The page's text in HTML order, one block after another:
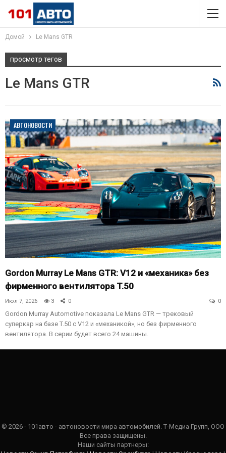
Домой Le Mans GTR
просмотр тегов
Le Mans GTR
АВТОНОВОСТИ
Gordon Murray Le Mans GTR: V12 и «механика» без
фирменного вентилятора T.50
Июл 7, 2026 3 0 0
Gordon Murray Automotive показала Le Mans GTR — трековый
суперкар на базе T.50 с V12 и «механикой», но без фирменного
вентилятора. В серии будет всего 24 машины.
© 2026 - 101авто - автоновости мира автомобилей. Т-Медиа Групп, ООО
Все права защищены.
Наши сайты партнеры: